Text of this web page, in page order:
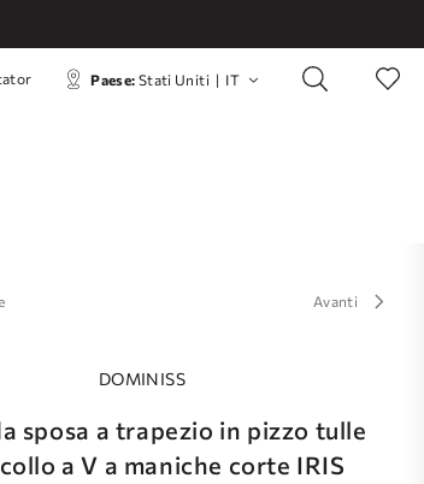
Paese: Stati Uniti | IT
Avanti
DOMINISS
sposa a trapezio in pizzo tulle
a V a maniche corte IRIS